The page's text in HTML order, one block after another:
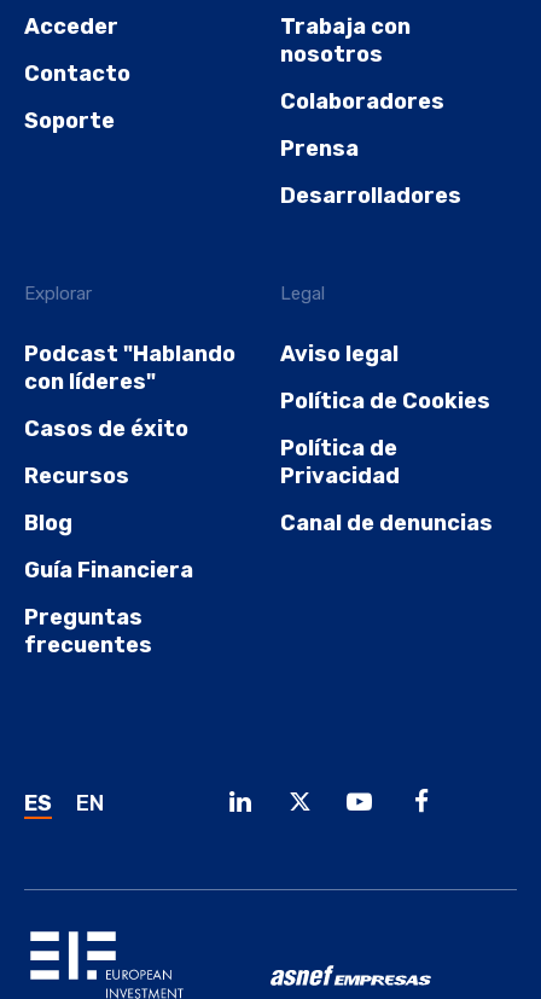
Acceder
Contacto
Soporte
Trabaja con
nosotros
Colaboradores
Prensa
Desarrolladores
Explorar
Podcast "Hablando
con líderes"
Casos de éxito
Recursos
Blog
Guía Financiera
Preguntas
frecuentes
Legal
Aviso legal
Política de Cookies
Política de
Privacidad
Canal de denuncias
ES EN